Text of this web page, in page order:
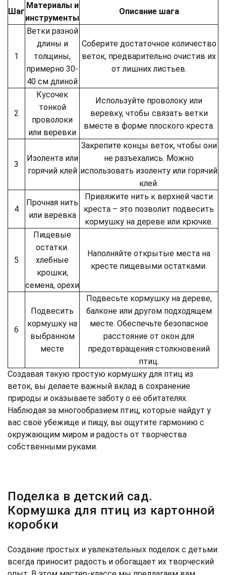
Шаг
Материалы и
инструменты
Описание шага
1
Ветки разной
длины и
толщины,
примерно 30-
40 см длиной
Соберите достаточное количество
веток, предварительно очистив их
от лишних листьев.
2
Кусочек
тонкой
проволоки
или веревки
Используйте проволоку или
веревку, чтобы связать ветки
вместе в форме плоского креста.
3
Изолента или
горячий клей
Закрепите концы веток, чтобы они
не разъехались. Можно
использовать изоленту или горячий
клей.
4
Прочная нить
или веревка
Привяжите нить к верхней части
креста – это позволит подвесить
кормушку на дереве или крючке.
5
Пищевые
остатки.
хлебные
крошки,
семена, орехи
Наполняйте открытые места на
кресте пищевыми остатками.
6
Подвесить
кормушку на
выбранном
месте
Подвесьте кормушку на дереве,
балконе или другом подходящем
месте. Обеспечьте безопасное
расстояние от окон для
предотвращения столкновений
птиц.
Создавая такую простую кормушку для птиц из
веток, вы делаете важный вклад в сохранение
природы и оказываете заботу о её обитателях.
Наблюдая за многообразием птиц, которые найдут у
вас своё убежище и пищу, вы ощутите гармонию с
окружающим миром и радость от творчества
собственными руками.
Поделка в детский сад.
Кормушка для птиц из картонной
коробки
Создание простых и увлекательных поделок с детьми
всегда приносит радость и обогащает их творческий